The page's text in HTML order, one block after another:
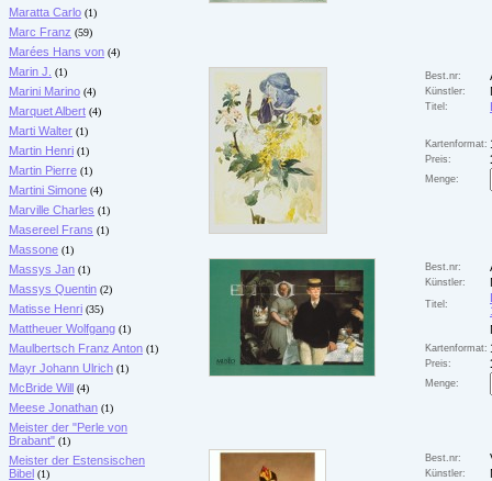
Maratta Carlo (1)
Marc Franz (59)
Marées Hans von (4)
Marin J. (1)
Marini Marino (4)
Marquet Albert (4)
Marti Walter (1)
Martin Henri (1)
Martin Pierre (1)
Martini Simone (4)
Marville Charles (1)
Masereel Frans (1)
Massone (1)
Massys Jan (1)
Massys Quentin (2)
Matisse Henri (35)
Mattheuer Wolfgang (1)
Maulbertsch Franz Anton (1)
Mayr Johann Ulrich (1)
McBride Will (4)
Meese Jonathan (1)
Meister der "Perle von
Brabant" (1)
Meister der Estensischen
Bibel (1)
Best.nr:
Künstler:
Titel:
Kartenformat:
Preis:
Menge:
Best.nr:
Künstler:
Titel:
Kartenformat:
Preis:
Menge:
Best.nr:
Künstler: